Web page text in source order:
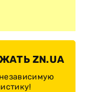
ZN.UA